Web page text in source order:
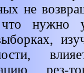
не
что нужно
рез-